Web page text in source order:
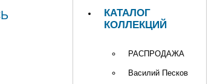
КАТАЛОГ
КОЛЛЕКЦИЙ
РАСПРОДАЖА
Василий Песков